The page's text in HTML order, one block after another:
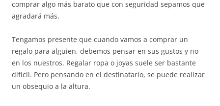
comprar algo más barato que con seguridad sepamos que
agradará más.
Tengamos presente que cuando vamos a comprar un
regalo para alguien, debemos pensar en sus gustos y no
en los nuestros. Regalar ropa o joyas suele ser bastante
difícil. Pero pensando en el destinatario, se puede realizar
un obsequio a la altura.